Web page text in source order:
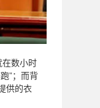
数小时
”；而背
供的衣